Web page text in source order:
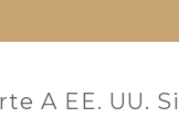
A EE. UU. Si